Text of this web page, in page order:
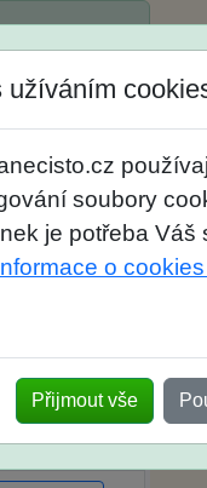
Košík
užíváním
soubory
je potřeba Váš
o
Přijmout vše